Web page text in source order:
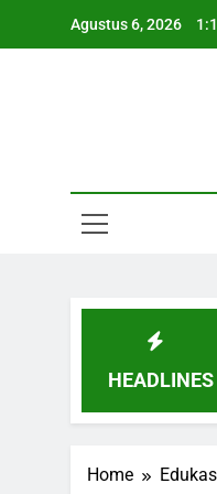
Agustus 6, 2026
HEADLINES
Besar Bagi Sistem
Home